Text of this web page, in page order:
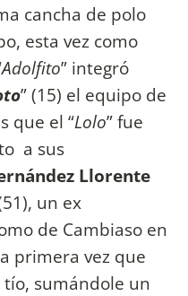
cancha de polo
esta vez como
Adolfito” integró
” (15) el equipo de
que el “Lolo” fue
a sus
Llorente
un ex
de Cambiaso en
primera vez que
tío, sumándole un